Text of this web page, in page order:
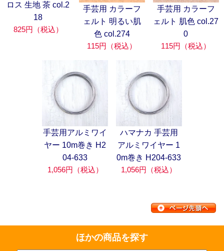
ロス 生地 茶 col.2
18
825円（税込）
手芸用 カラーフ
ェルト 明るい肌
色 col.274
115円（税込）
手芸用 カラーフ
ェルト 肌色 col.27
0
115円（税込）
手芸用アルミワイ
ヤー 10m巻き H2
04-633
1,056円（税込）
ハマナカ 手芸用
アルミワイヤー 1
0m巻き H204-633
1,056円（税込）
ほかの商品を探す